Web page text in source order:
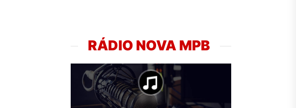
RÁDIO NOVA MPB